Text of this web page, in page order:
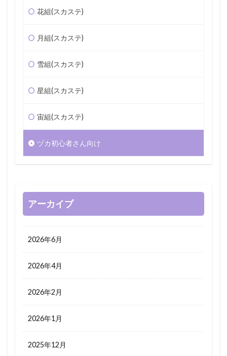
花組(スカステ)
月組(スカステ)
雪組(スカステ)
星組(スカステ)
宙組(スカステ)
ヅカ初心者さん向け
アーカイブ
2026年6月
2026年4月
2026年2月
2026年1月
2025年12月